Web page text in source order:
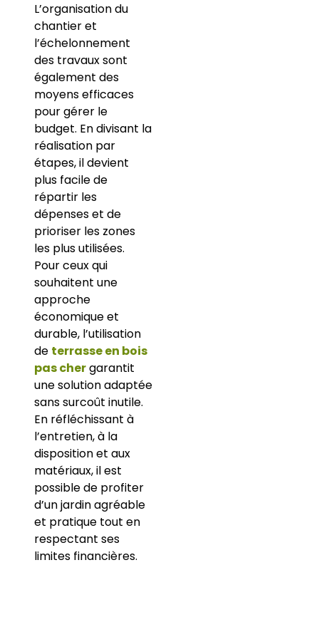
L’organisation du
chantier et
l’échelonnement
des travaux sont
également des
moyens efficaces
pour gérer le
budget. En divisant la
réalisation par
étapes, il devient
plus facile de
répartir les
dépenses et de
prioriser les zones
les plus utilisées.
Pour ceux qui
souhaitent une
approche
économique et
durable, l’utilisation
de terrasse en bois
pas chergarantit
une solution adaptée
sans surcoût inutile.
En réfléchissant à
l’entretien, à la
disposition et aux
matériaux, il est
possible de profiter
d’un jardin agréable
et pratique tout en
respectant ses
limites financières.